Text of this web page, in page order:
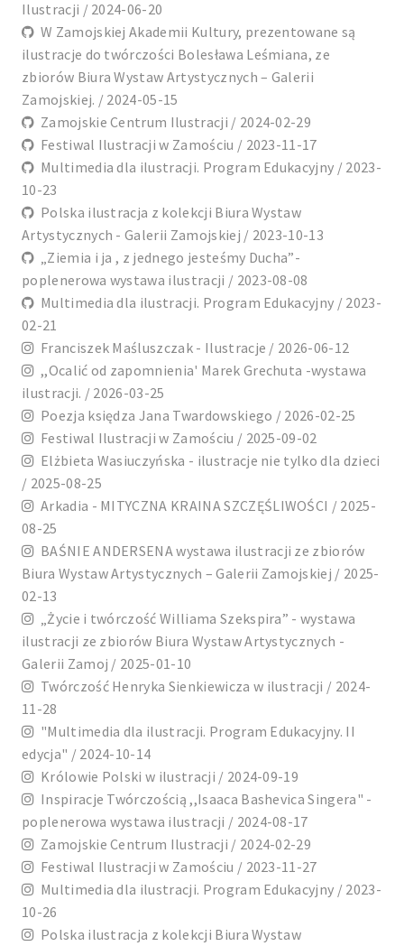
Ilustracji / 2024-06-20
W Zamojskiej Akademii Kultury, prezentowane są
ilustracje do twórczości Bolesława Leśmiana, ze
zbiorów Biura Wystaw Artystycznych – Galerii
Zamojskiej. / 2024-05-15
Zamojskie Centrum Ilustracji / 2024-02-29
Festiwal Ilustracji w Zamościu / 2023-11-17
Multimedia dla ilustracji. Program Edukacyjny / 2023-
10-23
Polska ilustracja z kolekcji Biura Wystaw
Artystycznych - Galerii Zamojskiej / 2023-10-13
„Ziemia i ja , z jednego jesteśmy Ducha”-
poplenerowa wystawa ilustracji / 2023-08-08
Multimedia dla ilustracji. Program Edukacyjny / 2023-
02-21
Franciszek Maśluszczak - Ilustracje / 2026-06-12
,,Ocalić od zapomnienia' Marek Grechuta -wystawa
ilustracji. / 2026-03-25
Poezja księdza Jana Twardowskiego / 2026-02-25
Festiwal Ilustracji w Zamościu / 2025-09-02
Elżbieta Wasiuczyńska - ilustracje nie tylko dla dzieci
/ 2025-08-25
Arkadia - MITYCZNA KRAINA SZCZĘŚLIWOŚCI / 2025-
08-25
BAŚNIE ANDERSENA wystawa ilustracji ze zbiorów
Biura Wystaw Artystycznych – Galerii Zamojskiej / 2025-
02-13
„Życie i twórczość Williama Szekspira” - wystawa
ilustracji ze zbiorów Biura Wystaw Artystycznych -
Galerii Zamoj / 2025-01-10
Twórczość Henryka Sienkiewicza w ilustracji / 2024-
11-28
"Multimedia dla ilustracji. Program Edukacyjny. II
edycja" / 2024-10-14
Królowie Polski w ilustracji / 2024-09-19
Inspiracje Twórczością ,,Isaaca Bashevica Singera" -
poplenerowa wystawa ilustracji / 2024-08-17
Zamojskie Centrum Ilustracji / 2024-02-29
Festiwal Ilustracji w Zamościu / 2023-11-27
Multimedia dla ilustracji. Program Edukacyjny / 2023-
10-26
Polska ilustracja z kolekcji Biura Wystaw